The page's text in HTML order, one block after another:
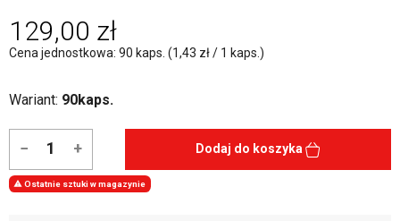
129,00 zł
Cena jednostkowa: 90 kaps. (1,43 zł / 1 kaps.)
Wariant: 90kaps.
− + Dodaj do koszyka
 Ostatnie sztuki w magazynie